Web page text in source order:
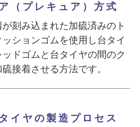
（プレキュア）方式
刻み込まれた加硫済みのト
ションゴムを使用し台タイ
ドゴムと台タイヤの間のク
接着させる方法です。
イヤの製造プロセス